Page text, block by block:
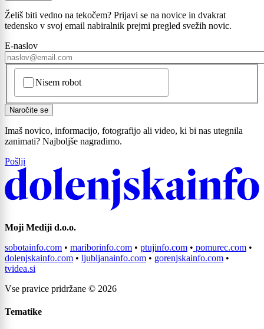
Želiš biti vedno na tekočem? Prijavi se na novice in dvakrat
tedensko v svoj email nabiralnik prejmi pregled svežih novic.
E-naslov
Nisem robot
Naročite se
Imaš novico, informacijo, fotografijo ali video, ki bi nas utegnila
zanimati? Najboljše nagradimo.
Pošlji
Moji Mediji d.o.o.
sobotainfo.com • mariborinfo.com • ptujinfo.com • pomurec.com •
dolenjskainfo.com • ljubljanainfo.com • gorenjskainfo.com •
tvidea.si
Vse pravice pridržane © 2026
Tematike